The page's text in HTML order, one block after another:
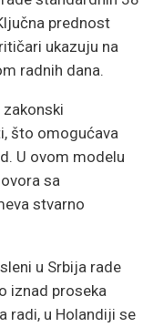
prednost
ukazuju na
radnih dana.
što omogućava
U ovom modelu
sa
stvarno
u Srbija rade
iznad proseka
radi, u Holandiji se